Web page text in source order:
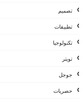
تصميم
تطبيقات
تكنولوجيا
تويتر
جوجل
حصريات